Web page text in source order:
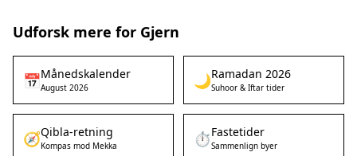
Udforsk mere for Gjern
📅Månedskalender
August 2026 🌙Ramadan 2026
Suhoor & Iftar tider
🧭Qibla-retning
Kompas mod Mekka ⏱️Fastetider
Sammenlign byer